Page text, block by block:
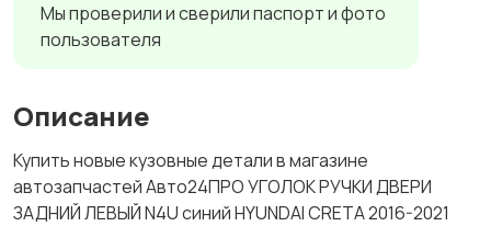
Мы проверили и сверили паспорт и фото
пользователя
Описание
Купить новые кузовные детали в магазине
автозапчастей Авто24ПРО УГОЛОК РУЧКИ ДВЕРИ
ЗАДНИЙ ЛЕВЫЙ N4U синий HYUNDAI CRETA 2016-2021